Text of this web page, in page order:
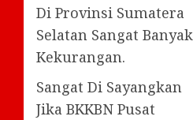
Di Provinsi Sumatera
Selatan Sangat Banyak
Kekurangan.
Sangat Di Sayangkan
Jika BKKBN Pusat